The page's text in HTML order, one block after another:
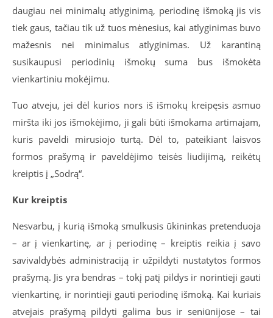
daugiau nei minimalų atlyginimą, periodinę išmoką jis vis
tiek gaus, tačiau tik už tuos mėnesius, kai atlyginimas buvo
mažesnis nei minimalus atlyginimas. Už karantiną
susikaupusi periodinių išmokų suma bus išmokėta
vienkartiniu mokėjimu.
Tuo atveju, jei dėl kurios nors iš išmokų kreipęsis asmuo
miršta iki jos išmokėjimo, ji gali būti išmokama artimajam,
kuris paveldi mirusiojo turtą. Dėl to, pateikiant laisvos
formos prašymą ir paveldėjimo teisės liudijimą, reikėtų
kreiptis į „Sodrą“.
Kur kreiptis
Nesvarbu, į kurią išmoką smulkusis ūkininkas pretenduoja
– ar į vienkartinę, ar į periodinę – kreiptis reikia į savo
savivaldybės administraciją ir užpildyti nustatytos formos
prašymą. Jis yra bendras – tokį patį pildys ir norintieji gauti
vienkartinę, ir norintieji gauti periodinę išmoką. Kai kuriais
atvejais prašymą pildyti galima bus ir seniūnijose – tai